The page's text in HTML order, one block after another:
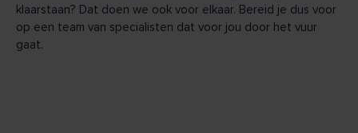
klaarstaan? Dat doen we ook voor elkaar. Bereid je dus voor
op een team van specialisten dat voor jou door het vuur
gaat.